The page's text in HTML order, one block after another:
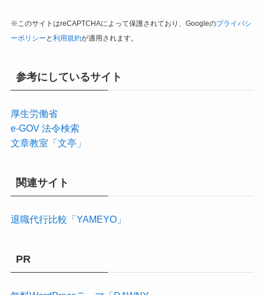
※このサイトはreCAPTCHAによって保護されており、Googleのプライバシ
ーポリシー と 利用規約が適用されます。
参考にしているサイト
厚生労働省
e-GOV 法令検索
文章教室「文亭」
関連サイト
退職代行比較「YAMEYO」
PR